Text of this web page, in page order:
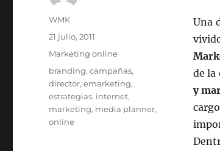
Una
de la
y
Autor
WMK
Publicado
21 julio, 2011
Categorías
Marketing online
Etiquetas
branding,campañas,
director,emarketing,
estrategias, internet,
marketing, media planner,
online